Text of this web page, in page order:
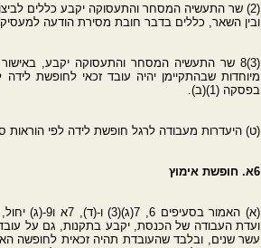
(2) שר התעשיה המסחר והתעסוקה יקבע כללים לביצוע הוראות פסקה (1),
ובין השאר, כללים בדבר חובת מסירת הודעה למעסיק
(3)8 שר התעשיה המסחר והתעסוקה יקבע,
מיוחדות שבהתקיימן יהיה עובד זכאי לחופשת
בפסקה (1)(ב).
(ט) היעדרות מעבודה לרגל חופשת לידה לפי הוראות
6א. חופשת אימוץ
(א) האמור
ועדת העבודה של הכנסת, יקבע בתקנות, גם על
עשר שנים, ובלבד שהעובדת תהיה זכאית לחופשה האמורה